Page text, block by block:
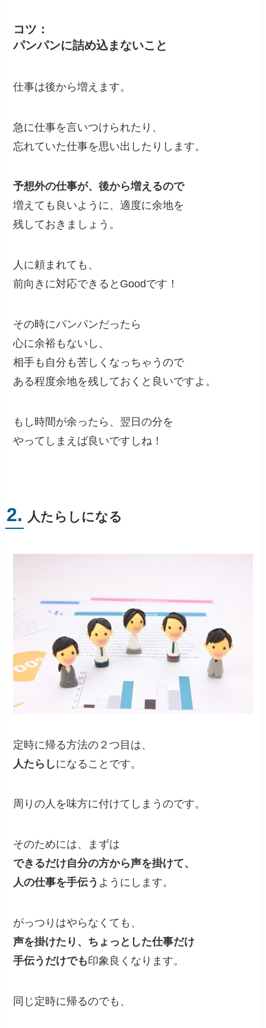
コツ：
パンパンに詰め込まないこと
仕事は後から増えます。
急に仕事を言いつけられたり、
忘れていた仕事を思い出したりします。
予想外の仕事が、後から増えるので
増えても良いように、適度に余地を
残しておきましょう。
人に頼まれても、
前向きに対応できるとGoodです！
その時にパンパンだったら
心に余裕もないし、
相手も自分も苦しくなっちゃうので
ある程度余地を残しておくと良いですよ。
もし時間が余ったら、翌日の分を
やってしまえば良いですしね！
2. 人たらしになる
定時に帰る方法の２つ目は、
人たらしになることです。
周りの人を味方に付けてしまうのです。
そのためには、まずは
できるだけ自分の方から声を掛けて、
人の仕事を手伝う ようにします。
がっつりはやらなくても、
声を掛けたり、ちょっとした仕事だけ
手伝うだけでも印象良くなります。
同じ定時に帰るのでも、